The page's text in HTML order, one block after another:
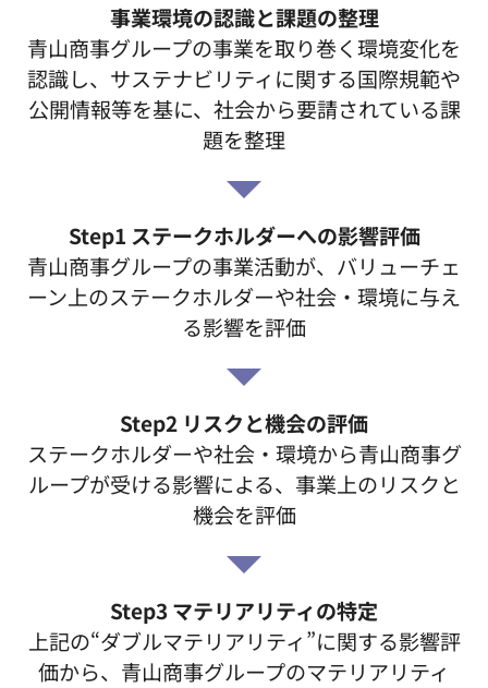
事業環境の認識と課題の整理
青山商事グループの事業を取り巻く環境変化を
認識し、サステナビリティに関する国際規範や
公開情報等を基に、社会から要請されている課
題を整理
Step1 ステークホルダーへの影響評価
青山商事グループの事業活動が、バリューチェ
ーン上のステークホルダーや社会・環境に与え
る影響を評価
Step2 リスクと機会の評価
ステークホルダーや社会・環境から青山商事グ
ループが受ける影響による、事業上のリスクと
機会を評価
Step3 マテリアリティの特定
上記の“ダブルマテリアリティ”に関する影響評
価から、青山商事グループのマテリアリティ